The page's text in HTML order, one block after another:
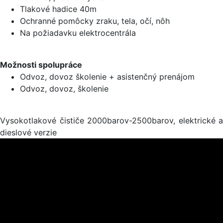
Tlakové hadice 40m
Ochranné pomôcky zraku, tela, očí, nôh
Na požiadavku elektrocentrála
Možnosti spolupráce
Odvoz, dovoz školenie + asistenčný prenájom
Odvoz, dovoz, školenie
Vysokotlakové čističe 2000barov-2500barov, elektrické a
dieslové verzie